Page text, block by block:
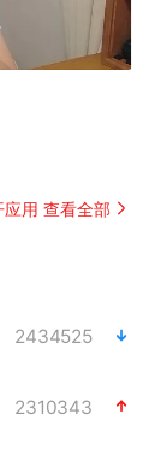
应用 查看全部
2434525
2310343